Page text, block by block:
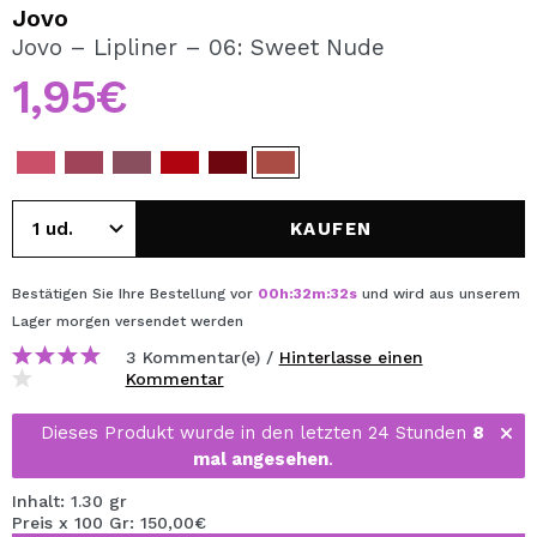
REGISTRIEREN
Durch die Erstellung eines Kontos bei Maquillalia.de
können Sie Ihre Einkäufe schnell tätigen, den Status Ihrer
einsehen.
BENUTZERKONTO ERSTELLEN
Jovo
Jovo – Lipliner – 06: Sweet Nude
1,95€
KAUFEN
Bestätigen Sie Ihre Bestellung vor 00h:32m:32s und wird aus unserem
Lager morgen versendet werden
3 Kommentar(e) / Hinterlasse einen
Kommentar
Dieses Produkt wurde in den letzten 24 Stunden 8
mal angesehen.
Inhalt: 1.30 gr
Preis x 100 Gr: 150,00€